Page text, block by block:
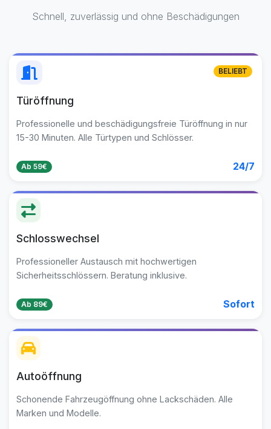
Schnell, zuverlässig und ohne Beschädigungen
Türöffnung
Professionelle und beschädigungsfreie Türöffnung in nur
15-30 Minuten. Alle Türtypen und Schlösser.
Ab 59€ 24/7
BELIEBT
Schlosswechsel
Professioneller Austausch mit hochwertigen
Sicherheitsschlössern. Beratung inklusive.
Ab 89€ Sofort
Autoöffnung
Schonende Fahrzeugöffnung ohne Lackschäden. Alle
Marken und Modelle.